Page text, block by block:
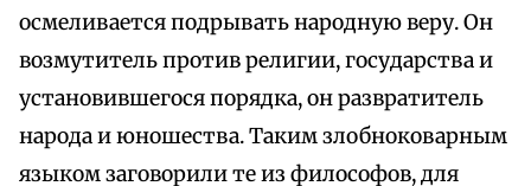
осмеливается подрывать народную веру. Он
возмутитель против религии, государства и
установившегося порядка, он развратитель
народа и юношества. Таким злобноковарным
языком заговорили те из философов, для